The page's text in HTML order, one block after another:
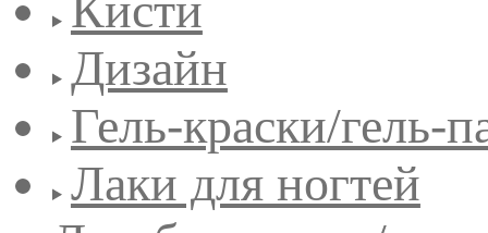
Дизайн
Гель-краски/гель-
Лаки для ногтей